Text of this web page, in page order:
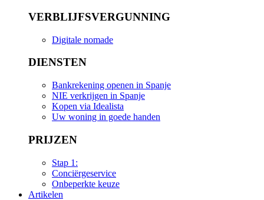
VERBLIJFSVERGUNNING
Digitale nomade
DIENSTEN
Bankrekening openen in Spanje
NIE verkrijgen in Spanje
Kopen via Idealista
Uw woning in goede handen
PRIJZEN
Stap 1:
Conciërgeservice
Onbeperkte keuze
Artikelen